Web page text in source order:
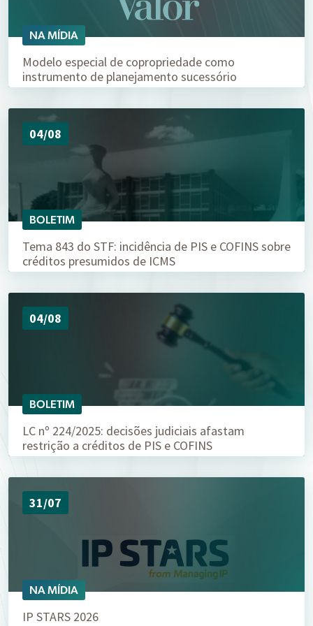
NA MÍDIA
Modelo especial de copropriedade como
instrumento de planejamento sucessório
04/08
BOLETIM
Tema 843 do STF: incidência de PIS e COFINS sobre
créditos presumidos de ICMS
04/08
BOLETIM
LC nº 224/2025: decisões judiciais afastam
restrição a créditos de PIS e COFINS
31/07
NA MÍDIA
IP STARS 2026